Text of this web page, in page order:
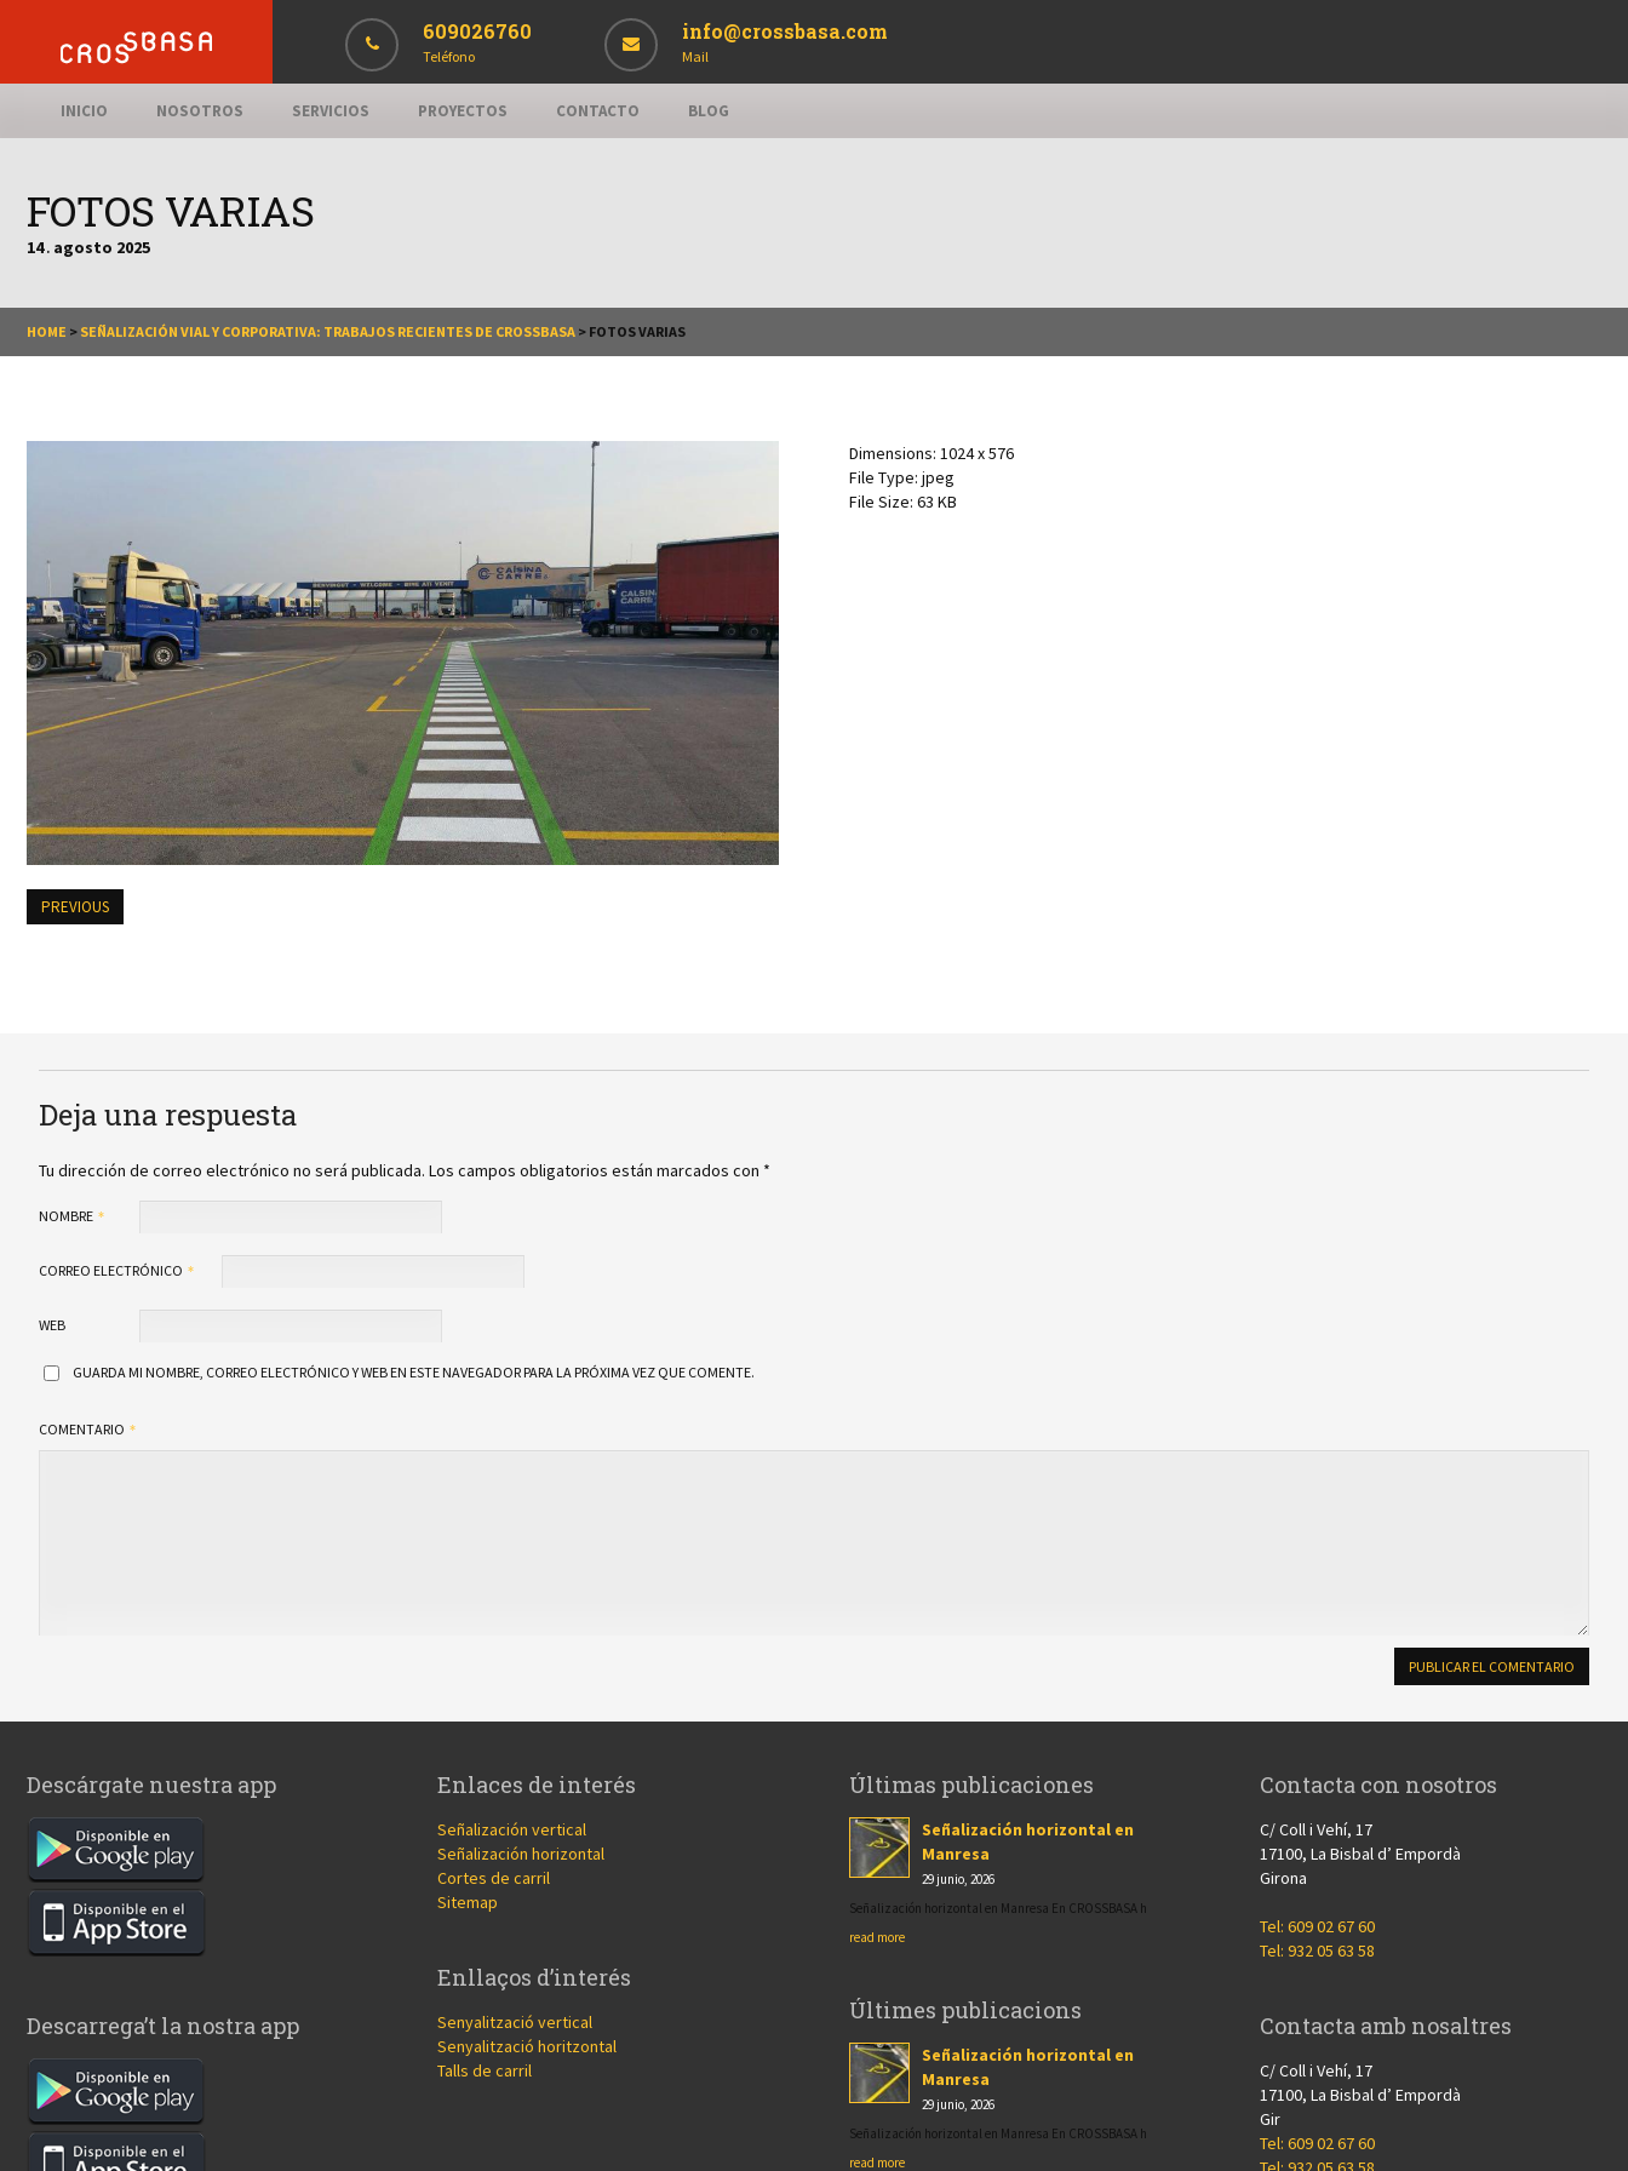
609026760
Teléfono
info@crossbasa.com
Mail
INICIO NOSOTROS SERVICIOS PROYECTOS CONTACTO BLOG
FOTOS VARIAS
14 . agosto 2025
HOME > SEÑALIZACIÓN VIAL Y CORPORATIVA: TRABAJOS RECIENTES DE CROSSBASA > FOTOS VARIAS
Dimensions: 1024 x 576
File Type: jpeg
File Size: 63 KB
PREVIOUS
Deja una respuesta
Tu dirección de correo electrónico no será publicada. Los campos obligatorios están marcados con *
NOMBRE
CORREO ELECTRÓNICO
WEB
GUARDA MI NOMBRE, CORREO ELECTRÓNICO Y WEB EN ESTE NAVEGADOR PARA LA PRÓXIMA VEZ QUE COMENTE.
COMENTARIO
Descárgate nuestra app
Descarrega’t la nostra app
Enlaces de interés
Señalización vertical
Señalización horizontal
Cortes de carril
Sitemap
Enllaços d’interés
Senyalització vertical
Senyalització horitzontal
Talls de carril
Últimas publicaciones
Señalización horizontal en
Manresa
29 junio, 2026
Señalización horizontal en Manresa En CROSSBASA h
read more
Últimes publicacions
Señalización horizontal en
Manresa
29 junio, 2026
Señalización horizontal en Manresa En CROSSBASA h
read more
Contacta con nosotros
C/ Coll i Vehí, 17
17100, La Bisbal d’ Empordà
Girona
Tel: 609 02 67 60
Tel: 932 05 63 58
Contacta amb nosaltres
C/ Coll i Vehí, 17
17100, La Bisbal d’ Empordà
Gir
Tel: 609 02 67 60